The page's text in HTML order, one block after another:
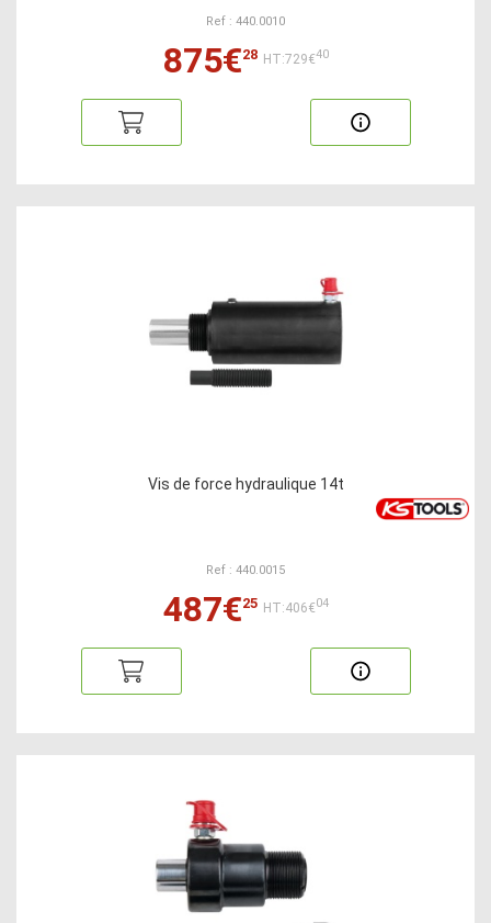
Ref : 440.0010
875€28 HT:729€40
Vis de force hydraulique 14t
Ref : 440.0015
487€25 HT:406€04